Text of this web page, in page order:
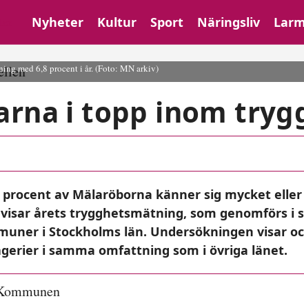
Nyheter Kultur Sport Näringsliv
med 6,8 procent i år.(Foto: MN arkiv)
i topp inom
procent av Mälaröborna känner sig mycket
årets trygghetsmätning, som genomförs i
i Stockholms län. Undersökningen visar
i samma omfattning som i övriga länet.